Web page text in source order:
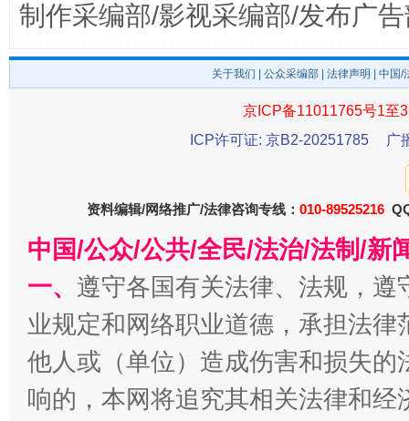
受贿1.44亿！段成刚被判无期 从幼
全民健身五年计划来了！等你上场
制作采编部/影视采编部/发布广
关于我们 公众采编部 法律声明 | 中国
京ICP备11011765号1至
ICP许可证: 京B2-20251785
广
资料编辑/网络推广/法律咨询专线： 010-89525216
中国/公众/公共/全民/法治/法制/新
一、 遵守各国有关法律、法规，
业规定和网络职业道德，承担法
他人或（单位）造成伤害和损失
响的，本网将追究其相关法律和